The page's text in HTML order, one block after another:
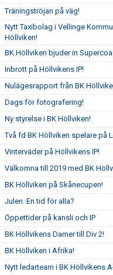
Träningströjan på väg!
Nytt Taxibolag i Vellinge
Höllviken!
BK Höllviken bjuder in
Inbrott på Höllvikens IP!
Nulägesrapport från BK
Dags för fotografering!
Ny styrelse i BK Höllviken!
Två fd BK Höllviken spelare på
Vinterväder på Höllvikens IP!
Välkomna till 2019 med BK
BK Höllviken på Skånecupen!
Julen. En tid för alla?
Öppettider på kansli och IP
BK Höllvikens Damer till Div 2!
BK Höllviken i Afrika!
Nytt ledarteam i BK Höllvikens